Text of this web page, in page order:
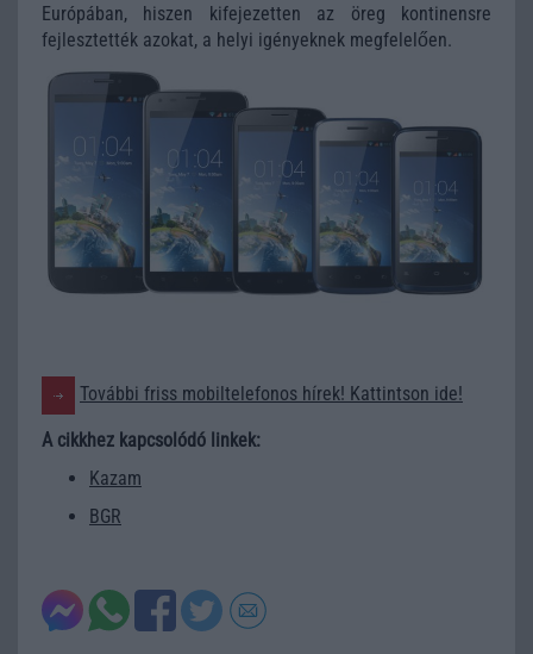
Európában, hiszen kifejezetten az öreg kontinensre
fejlesztették azokat, a helyi igényeknek megfelelően.
További friss mobiltelefonos hírek! Kattintson ide!
A cikkhez kapcsolódó linkek:
Kazam
BGR